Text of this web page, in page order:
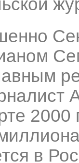
2000
в